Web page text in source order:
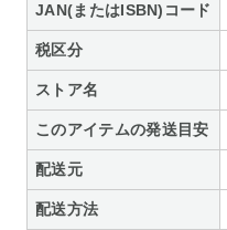
JAN(またはISBN)コード
税区分
ストア名
このアイテムの発送目安
配送元
配送方法